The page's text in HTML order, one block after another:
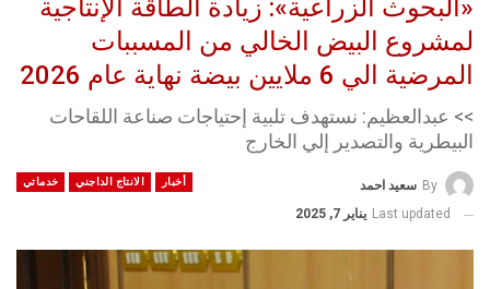
«البحوث الزراعية»: زيادة الطاقة الإنتاجية
لمشروع البيض الخالي من المسببات
المرضية الي 6 ملايين بيضة نهاية عام 2026
>> عبدالعظيم: نستهدف تلبية إحتياجات صناعة اللقاحات
البيطرية والتصدير إلي الخارج
أخبار الانتاج الداجني خدماتي By سعيد احمد
Last updated يناير 7, 2025